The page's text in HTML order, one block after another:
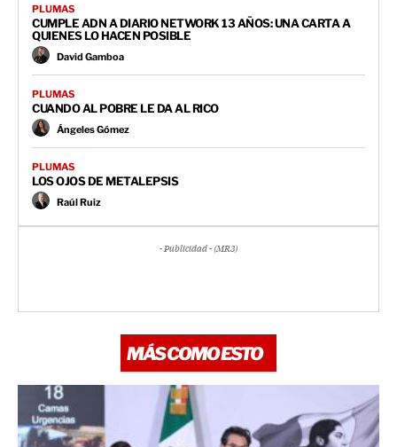
PLUMAS
CUMPLE ADN A DIARIO NETWORK 13 AÑOS: UNA CARTA A
QUIENES LO HACEN POSIBLE
David Gamboa
PLUMAS
CUANDO AL POBRE LE DA AL RICO
Ángeles Gómez
PLUMAS
LOS OJOS DE METALEPSIS
Raúl Ruiz
- Publicidad - (MR3)
MÁS COMO ESTO